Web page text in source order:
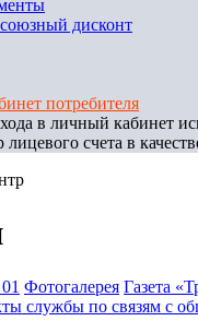
дисконт
потребителя
в личный кабинет
лицевого счета в
Фотогалерея Газета
службы по связям с